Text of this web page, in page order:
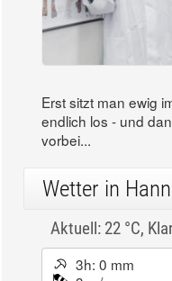
Erst sitzt man ewig
endlich los - und
vorbei...
Wetter in
Aktuell: 22 °C,
3h: 0 mm